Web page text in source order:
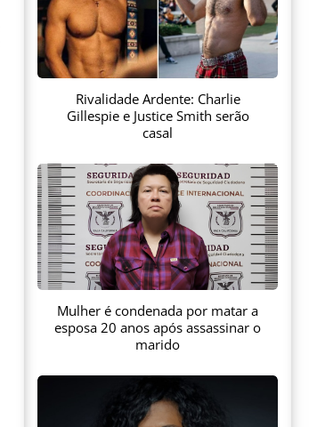
Rivalidade Ardente: Charlie
Gillespie e Justice Smith serão
casal
Mulher é condenada por matar a
esposa 20 anos após assassinar o
marido